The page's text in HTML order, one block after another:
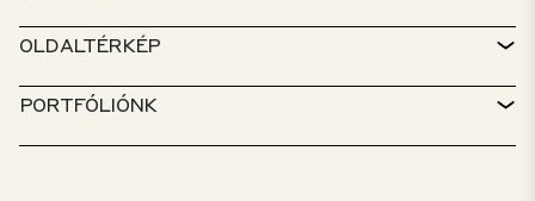
KAPCSOLAT
ÜGYFÉLSZOLGÁLAT
OLDALTÉRKÉP
INGATLANKERESŐ
FENNTARTHATÓSÁG
PORTFÓLIÓNK